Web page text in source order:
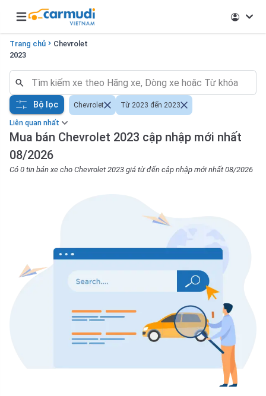
Open main menu
Trang chủ
Chevrolet
2023
Liên quan nhất
Mua bán Chevrolet 2023 cập nhập mới nhất
08/2026
Có 0 tin bán xe cho Chevrolet 2023 giá từ đến cập nhập mới nhất 08/2026
Bộ lọc Chevrolet Từ 2023 đến 2023